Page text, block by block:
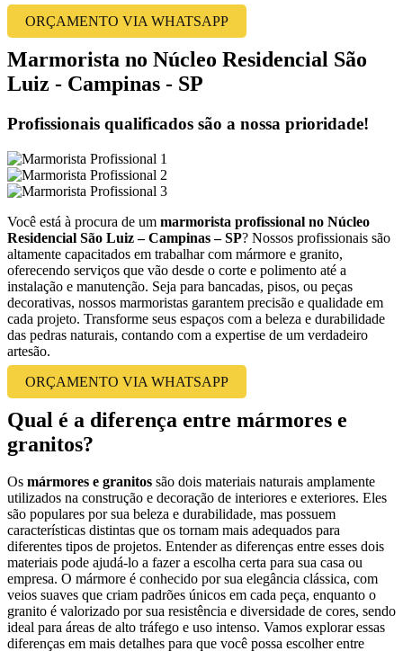
ORÇAMENTO VIA WHATSAPP
Marmorista no Núcleo Residencial São
Luiz - Campinas - SP
Profissionais qualificados são a nossa prioridade!
Você está à procura de um marmorista profissional no Núcleo
Residencial São Luiz – Campinas – SP? Nossos profissionais são
altamente capacitados em trabalhar com mármore e granito,
oferecendo serviços que vão desde o corte e polimento até a
instalação e manutenção. Seja para bancadas, pisos, ou peças
decorativas, nossos marmoristas garantem precisão e qualidade em
cada projeto. Transforme seus espaços com a beleza e durabilidade
das pedras naturais, contando com a expertise de um verdadeiro
artesão.
ORÇAMENTO VIA WHATSAPP
Qual é a diferença entre mármores e
granitos?
Os mármores e granitos são dois materiais naturais amplamente
utilizados na construção e decoração de interiores e exteriores. Eles
são populares por sua beleza e durabilidade, mas possuem
características distintas que os tornam mais adequados para
diferentes tipos de projetos. Entender as diferenças entre esses dois
materiais pode ajudá-lo a fazer a escolha certa para sua casa ou
empresa. O mármore é conhecido por sua elegância clássica, com
veios suaves que criam padrões únicos em cada peça, enquanto o
granito é valorizado por sua resistência e diversidade de cores, sendo
ideal para áreas de alto tráfego e uso intenso. Vamos explorar essas
diferenças em mais detalhes para que você possa escolher entre